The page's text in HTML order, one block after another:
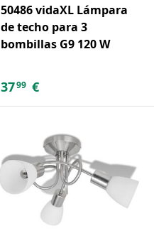
50486 vidaXL Lámpara
de techo para 3
bombillas G9 120 W
3799 €